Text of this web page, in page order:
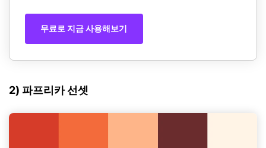
무료로 지금 사용해보기
2) 파프리카 선셋